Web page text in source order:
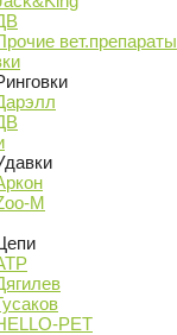
вет.препараты
M
PET